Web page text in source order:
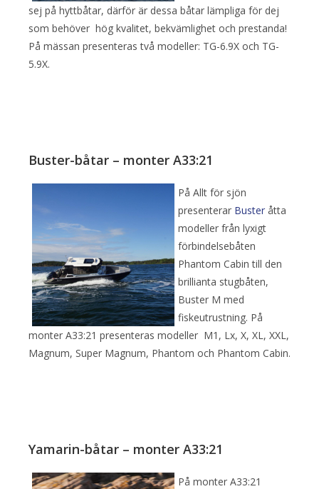
sej på hyttbåtar, därför är dessa båtar lämpliga för dej
som behöver hög kvalitet, bekvämlighet och prestanda!
På mässan presenteras två modeller: TG-6.9X och TG-
5.9X.
Buster-båtar – monter A33:21
På Allt för sjön
presenterar Buster åtta
modeller från lyxigt
förbindelsebåten
Phantom Cabin till den
brillianta stugbåten,
Buster M med
fiskeutrustning. På
monter A33:21 presenteras modeller M1, Lx, X, XL, XXL,
Magnum, Super Magnum, Phantom och Phantom Cabin.
Yamarin-båtar – monter A33:21
På monter A33:21